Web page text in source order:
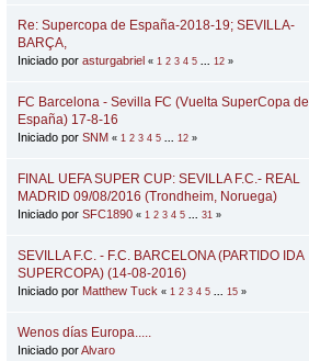
Re: Supercopa de España-2018-19; SEVILLA-
BARÇA,
Iniciado por asturgabriel « 1 2 3 4 5 12 »
FC Barcelona - Sevilla FC (Vuelta SuperCopa de
España) 17-8-16
Iniciado por SNM « 1 2 3 4 5 12 »
FINAL UEFA SUPER CUP: SEVILLA F.C.- REAL
MADRID 09/08/2016 (Trondheim, Noruega)
Iniciado por SFC1890 « 1 2 3 4 5 31 »
SEVILLA F.C. - F.C. BARCELONA (PARTIDO IDA
SUPERCOPA) (14-08-2016)
Iniciado por Matthew Tuck « 1 2 3 4 5 15 »
Wenos días Europa.....
Iniciado porAlvaro